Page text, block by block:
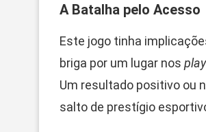
A Batalha pelo Acesso
Este jogo tinha
briga por um lugar nos
Um resultado positivo ou
salto de prestígio